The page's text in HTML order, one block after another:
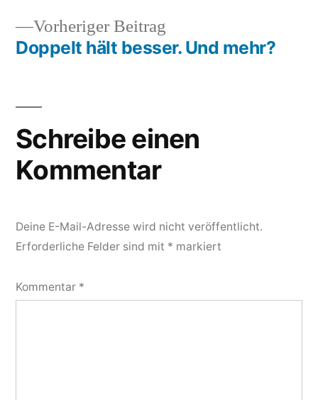
Vorheriger Beitrag
Beitrag:
Doppelt hält besser. Und mehr?
Schreibe einen
Kommentar
Deine E-Mail-Adresse wird nicht veröffentlicht.
Erforderliche Felder sind mit * markiert
Kommentar *